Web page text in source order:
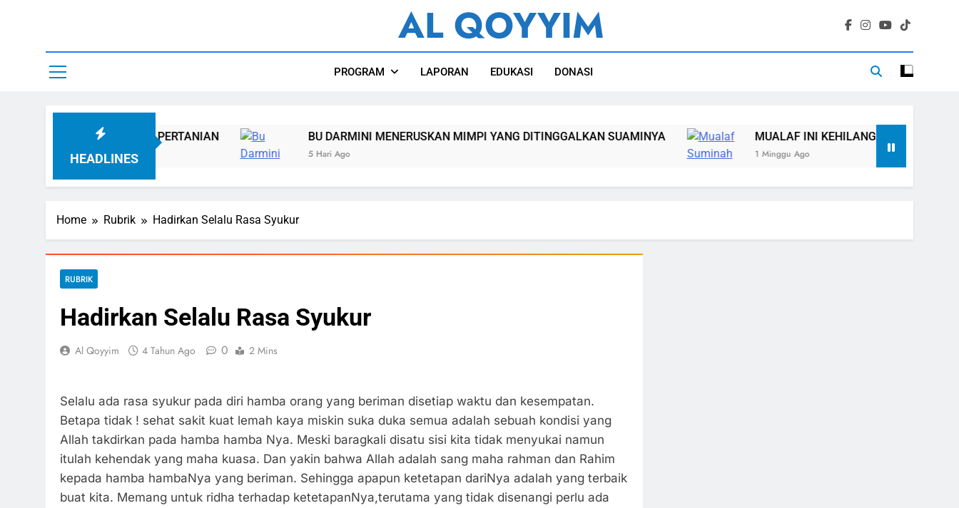
AL QOYYIM
PROGRAM LAPORAN EDUKASI DONASI
HEADLINES
ZAKAT PERTANIAN BU DARMINI MENERUSKAN MIMPI YANG DITINGGALKAN SUAMINYA
5 Hari Ago
MUALAF INI KEHILANGAN RUMAH, TETAPI TIDAK
1 Minggu Ago
Home Rubrik Hadirkan Selalu Rasa Syukur
RUBRIK
Hadirkan Selalu Rasa Syukur
Al Qoyyim 4 Tahun Ago 0 2 Mins
Selalu ada rasa syukur pada diri hamba orang yang beriman disetiap waktu dan kesempatan.
Betapa tidak ! sehat sakit kuat lemah kaya miskin suka duka semua adalah sebuah kondisi yang
Allah takdirkan pada hamba hamba Nya. Meski baragkali disatu sisi kita tidak menyukai namun
itulah kehendak yang maha kuasa. Dan yakin bahwa Allah adalah sang maha rahman dan Rahim
kepada hamba hambaNya yang beriman. Sehingga apapun ketetapan dariNya adalah yang terbaik
buat kita. Memang untuk ridha terhadap ketetapanNya,terutama yang tidak disenangi perlu ada